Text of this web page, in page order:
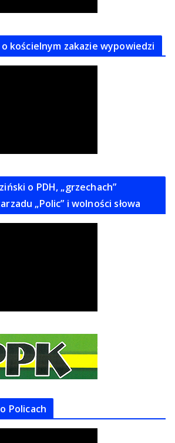
kościelnym zakazie wypowiedzi
o PDH, „grzechach”
„Polic” i wolności słowa
Policach